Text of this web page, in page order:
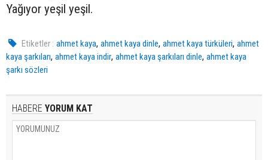
Yağıyor yeşil yeşil.
Etiketler : ahmet kaya,ahmet kaya dinle,ahmet kaya türküleri,ahmet
kaya şarkıları, ahmet kaya indir, ahmet kaya şarkıları dinle, ahmet kaya
şarkı sözleri
HABERE YORUM KAT